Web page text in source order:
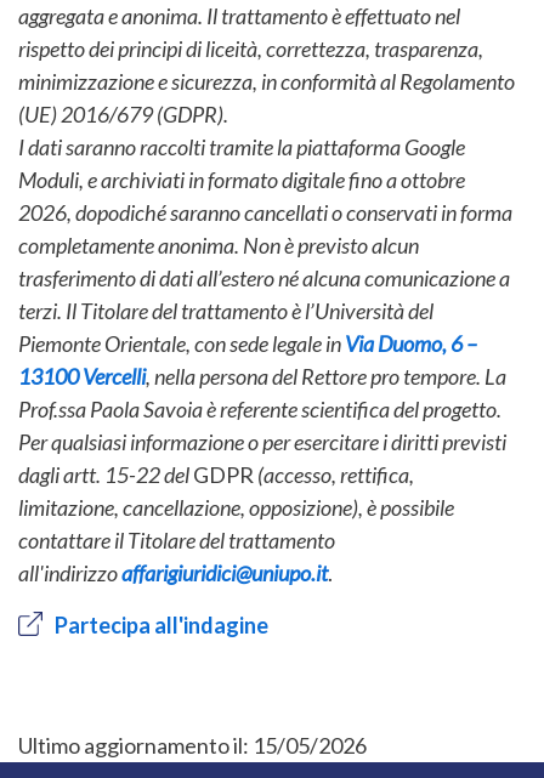
aggregata e anonima. Il trattamento è effettuato nel
rispetto dei principi di liceità, correttezza, trasparenza,
minimizzazione e sicurezza, in conformità al Regolamento
(UE) 2016/679 (GDPR).
I dati saranno raccolti tramite la piattaforma Google
Moduli, e archiviati in formato digitale fino a ottobre
2026, dopodiché saranno cancellati o conservati in forma
completamente anonima. Non è previsto alcun
trasferimento di dati all’estero né alcuna comunicazione a
terzi. Il Titolare del trattamento è l’Università del
Piemonte Orientale, con sede legale inVia Duomo, 6 –
13100 Vercelli, nella persona del Rettore pro tempore. La
Prof.ssa Paola Savoia è referente scientifica del progetto.
Per qualsiasi informazione o per esercitare i diritti previsti
dagli artt. 15-22 delGDPR (accesso, rettifica,
limitazione, cancellazione, opposizione), è possibile
contattare il Titolare del trattamento
all'indirizzoaffarigiuridici@uniupo.it.
Partecipa all'indagine
Ultimo aggiornamento il: 15/05/2026